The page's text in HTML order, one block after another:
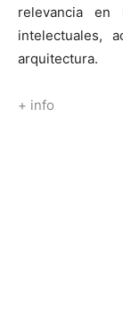
relevancia en
intelectuales,
arquitectura.
+ info